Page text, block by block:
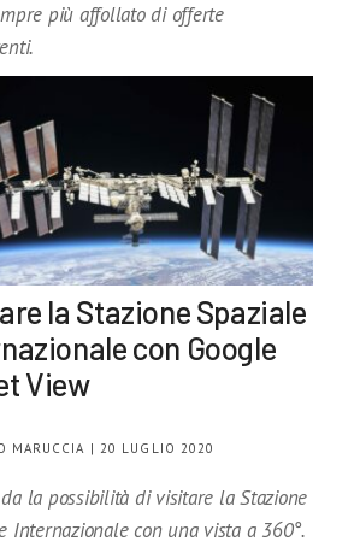
più affollato di offerte
la Stazione Spaziale
con Google
View
MARUCCIA | 20 LUGLIO 2020
la possibilità di visitare la Stazione
Internazionale con una vista a 360°.